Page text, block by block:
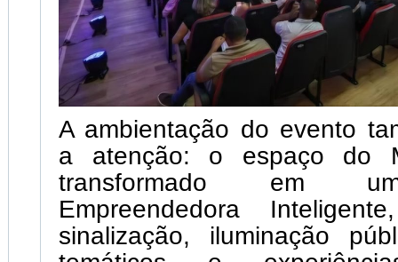
A ambientação do evento
a atenção: o espaço do
transformado em
Empreendedora
sinalização, iluminação